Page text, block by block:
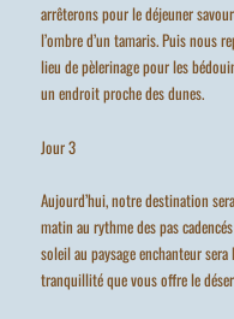
arrêterons pour le déjeuner
l’ombre d’un tamaris. Puis nous
lieu de pèlerinage pour les
un endroit proche des dunes.
Jour 3
Aujourd’hui, notre destination
matin au rythme des pas
soleil au paysage enchanteur
tranquillité que vous offre le